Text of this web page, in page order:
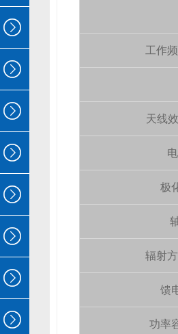
工作
天线
极
辐射
馈
功率